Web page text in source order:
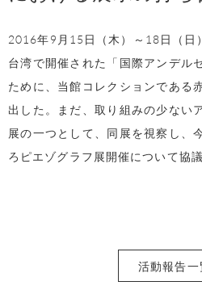
2016年9月15日（木）～18日（日）
台湾で開催された「国際アンデル
ために、当館コレクションである
出した。まだ、取り組みの少ない
展の一つとして、同展を視察し、
ろピエゾグラフ展開催について協議
活動報告一